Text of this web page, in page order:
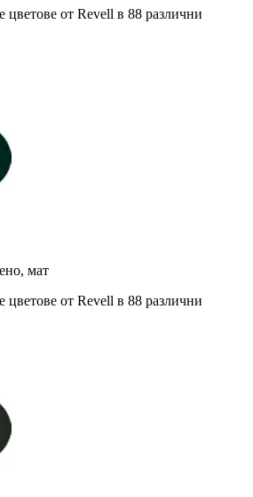
цветове от Revell в 88 различни
мат
цветове от Revell в 88 различни